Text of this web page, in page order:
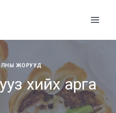
ЖОРУУД
хийх арга